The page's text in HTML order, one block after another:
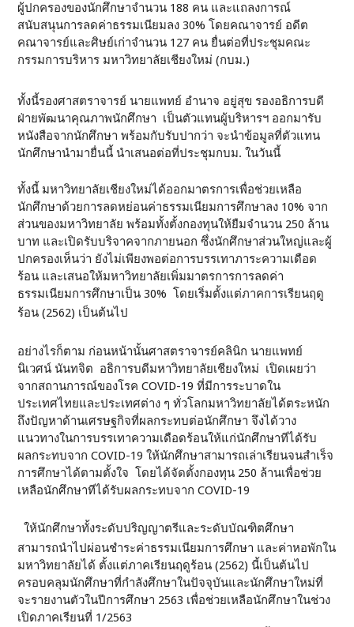
ผู้ปกครองของนักศึกษาจำนวน 188 คน และแถลงการณ์
สนับสนุนการลดค่าธรรมเนียมลง 30% โดยคณาจารย์ อดีต
คณาจารย์และศิษย์เก่าจำนวน 127 คน ยื่นต่อที่ประชุมคณะ
กรรมการบริหาร มหาวิทยาลัยเชียงใหม่ (กบม.)
ทั้งนี้รองศาสตราจารย์ นายแพทย์ อำนาจ อยู่สุข รองอธิการบดี
ฝ่ายพัฒนาคุณภาพนักศึกษา เป็นตัวแทนผู้บริหารฯ ออกมารับ
หนังสือจากนักศึกษา พร้อมกับรับปากว่า จะนำข้อมูลที่ตัวแทน
นักศึกษานำมายื่นนี้ นำเสนอต่อที่ประชุมกบม. ในวันนี้
ทั้งนี้ มหาวิทยาลัยเชียงใหม่ได้ออกมาตรการเพื่อช่วยเหลือ
นักศึกษาด้วยการลดหย่อนค่าธรรมเนียมการศึกษาลง 10% จาก
ส่วนของมหาวิทยาลัย พร้อมทั้งตั้งกองทุนให้ยืมจำนวน 250 ล้าน
บาท และเปิดรับบริจาคจากภายนอก ซึ่งนักศึกษาส่วนใหญ่และผู้
ปกครองเห็นว่า ยังไม่เพียงพอต่อการบรรเทาภาระความเดือด
ร้อน และเสนอให้มหาวิทยาลัยเพิ่มมาตรการการลดค่า
ธรรมเนียมการศึกษาเป็น 30% โดยเริ่มตั้งแต่ภาคการเรียนฤดู
ร้อน (2562) เป็นต้นไป
อย่างไรก็ตาม ก่อนหน้านั้นศาสตราจารย์คลินิก นายแพทย์
นิเวศน์ นันทจิต อธิการบดีมหาวิทยาลัยเชียงใหม่ เปิดเผยว่า
จากสถานการณ์ของโรค COVID-19 ที่มีการระบาดใน
ประเทศไทยและประเทศต่าง ๆ ทั่วโลกมหาวิทยาลัยได้ตระหนัก
ถึงปัญหาด้านเศรษฐกิจที่ผลกระทบต่อนักศึกษา จึงได้วาง
แนวทางในการบรรเทาความเดือดร้อนให้แก่นักศึกษาทีได้รับ
ผลกระทบจาก COVID-19 ให้นักศึกษาสามารถเล่าเรียนจนสำเร็จ
การศึกษาได้ตามตั้งใจ โดยได้จัดตั้งกองทุน 250 ล้านเพื่อช่วย
เหลือนักศึกษาทีได้รับผลกระทบจาก COVID-19
ให้นักศึกษาทั้งระดับปริญญาตรีและระดับบัณฑิตศึกษา
สามารถนำไปผ่อนชำระค่าธรรมเนียมการศึกษา และค่าหอพักใน
มหาวิทยาลัยได้ ตั้งแต่ภาคเรียนฤดูร้อน (2562) นี้เป็นต้นไป
ครอบคลุมนักศึกษาที่กำลังศึกษาในปัจจุบันและนักศึกษาใหม่ที่
จะรายงานตัวในปีการศึกษา 2563 เพื่อช่วยเหลือนักศึกษาในช่วง
เปิดภาคเรียนที่ 1/2563